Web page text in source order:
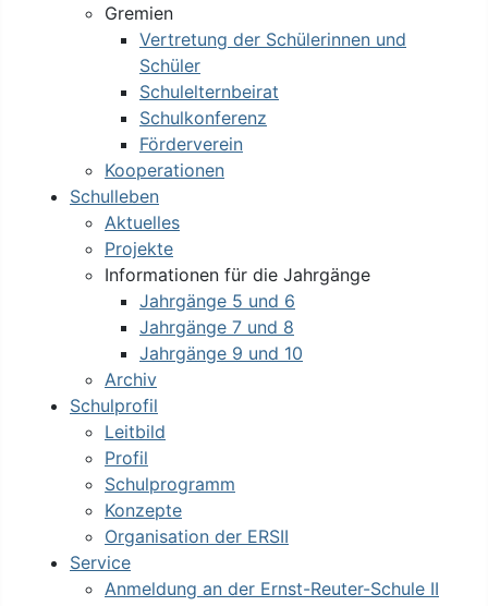
Gremien
Vertretung der Schülerinnen und
Schüler
Schulelternbeirat
Schulkonferenz
Förderverein
Kooperationen
Schulleben
Aktuelles
Projekte
Informationen für die Jahrgänge
Jahrgänge 5 und 6
Jahrgänge 7 und 8
Jahrgänge 9 und 10
Archiv
Schulprofil
Leitbild
Profil
Schulprogramm
Konzepte
Organisation der ERSII
Service
Anmeldung an der Ernst-Reuter-Schule II